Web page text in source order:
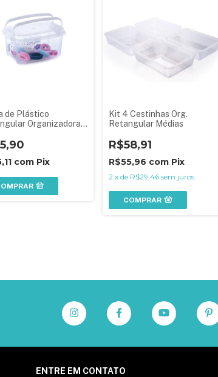
de Plástico
Organizadora
e Alça Gran Box
com Pix
Kit 4 Cestinhas Org.
Retangular Médias
R$58,91
R$55,96 com Pix
2 xde R$29,46 sem juros
COMPRAR
ENTRE EM CONTATO